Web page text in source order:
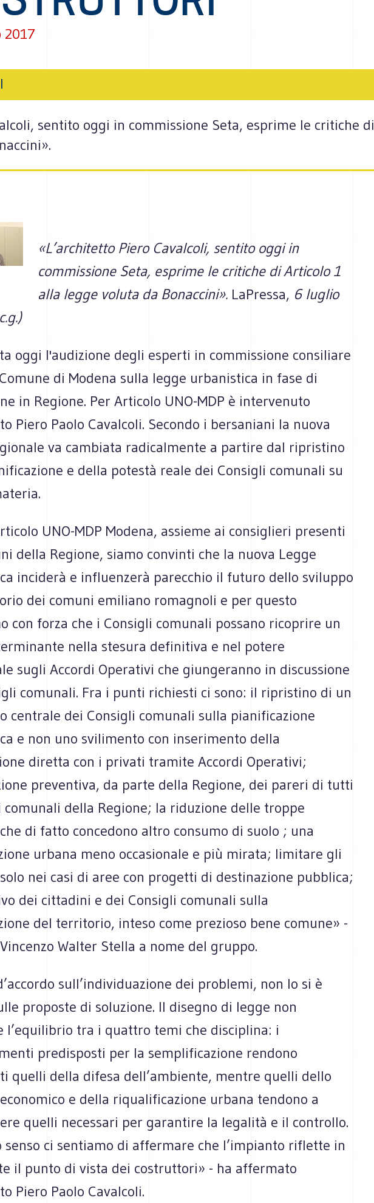
2017
sentito oggi in commissione Seta, esprime le critiche
«L’architetto Piero Cavalcoli, sentito oggi in
commissione Seta, esprime le critiche di Articolo 1
alla legge voluta da Bonaccini». LaPressa, 6 luglio
oggi l'audizione degli esperti in commissione consiliare
di Modena sulla legge urbanistica in fase di
in Regione. Per Articolo UNO-MDP è intervenuto
Piero Paolo Cavalcoli. Secondo i bersaniani la nuova
va cambiata radicalmente a partire dal ripristino
e della potestà reale dei Consigli comunali su
UNO-MDP Modena, assieme ai consiglieri presenti
della Regione, siamo convinti che la nuova Legge
inciderà e influenzerà parecchio il futuro dello sviluppo
dei comuni emiliano romagnoli e per questo
con forza che i Consigli comunali possano ricoprire un
nella stesura definitiva e nel potere
sugli Accordi Operativi che giungeranno in discussione
comunali. Fra i punti richiesti ci sono: il ripristino di un
centrale dei Consigli comunali sulla pianificazione
e non uno svilimento con inserimento della
diretta con i privati tramite Accordi Operativi;
preventiva, da parte della Regione, dei pareri di tutti
comunali della Regione; la riduzione delle troppe
di fatto concedono altro consumo di suolo ; una
urbana meno occasionale e più mirata; limitare gli
nei casi di aree con progetti di destinazione pubblica;
dei cittadini e dei Consigli comunali sulla
del territorio, inteso come prezioso bene comune» -
Walter Stella a nome del gruppo.
sull’individuazione dei problemi, non lo si è
proposte di soluzione. Il disegno di legge non
l’equilibrio tra i quattro temi che disciplina: i
predisposti per la semplificazione rendono
quelli della difesa dell’ambiente, mentre quelli dello
e della riqualificazione urbana tendono a
quelli necessari per garantire la legalità e il controllo.
senso ci sentiamo di affermare che l’impianto riflette in
il punto di vista dei costruttori» - ha affermato
Piero Paolo Cavalcoli.